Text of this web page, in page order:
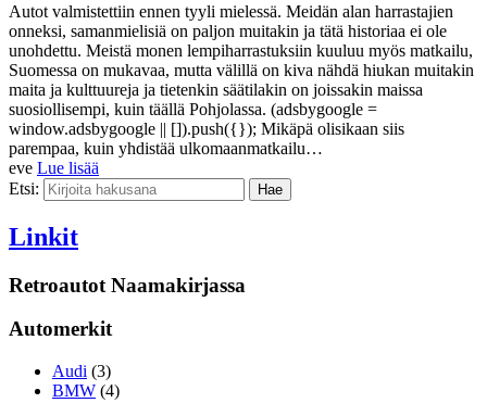
Autot valmistettiin ennen tyyli mielessä. Meidän alan harrastajien
onneksi, samanmielisiä on paljon muitakin ja tätä historiaa ei ole
unohdettu. Meistä monen lempiharrastuksiin kuuluu myös matkailu,
Suomessa on mukavaa, mutta välillä on kiva nähdä hiukan muitakin
maita ja kulttuureja ja tietenkin säätilakin on joissakin maissa
suosiollisempi, kuin täällä Pohjolassa. (adsbygoogle =
window.adsbygoogle || []).push({}); Mikäpä olisikaan siis
parempaa, kuin yhdistää ulkomaanmatkailu…
eve Lue lisää
Etsi:
Linkit
Retroautot Naamakirjassa
Automerkit
Audi (3)
BMW (4)